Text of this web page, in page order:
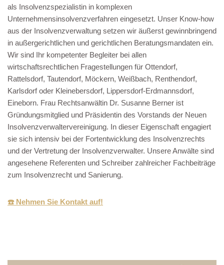
als Insolvenzspezialistin in komplexen
Unternehmensinsolvenzverfahren eingesetzt. Unser Know-how
aus der Insolvenzverwaltung setzen wir äußerst gewinnbringend
in außergerichtlichen und gerichtlichen Beratungsmandaten ein.
Wir sind Ihr kompetenter Begleiter bei allen
wirtschaftsrechtlichen Fragestellungen für Ottendorf,
Rattelsdorf, Tautendorf, Möckern, Weißbach, Renthendorf,
Karlsdorf oder Kleinebersdorf, Lippersdorf-Erdmannsdorf,
Eineborn. Frau Rechtsanwältin Dr. Susanne Berner ist
Gründungsmitglied und Präsidentin des Vorstands der Neuen
Insolvenzverwaltervereinigung. In dieser Eigenschaft engagiert
sie sich intensiv bei der Fortentwicklung des Insolvenzrechts
und der Vertretung der Insolvenzverwalter. Unsere Anwälte sind
angesehene Referenten und Schreiber zahlreicher Fachbeiträge
zum Insolvenzrecht und Sanierung.
☎️ Nehmen Sie Kontakt auf!